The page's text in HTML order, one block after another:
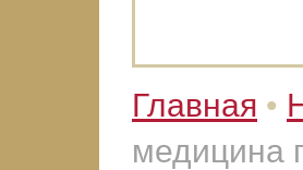
Главная •
медицина